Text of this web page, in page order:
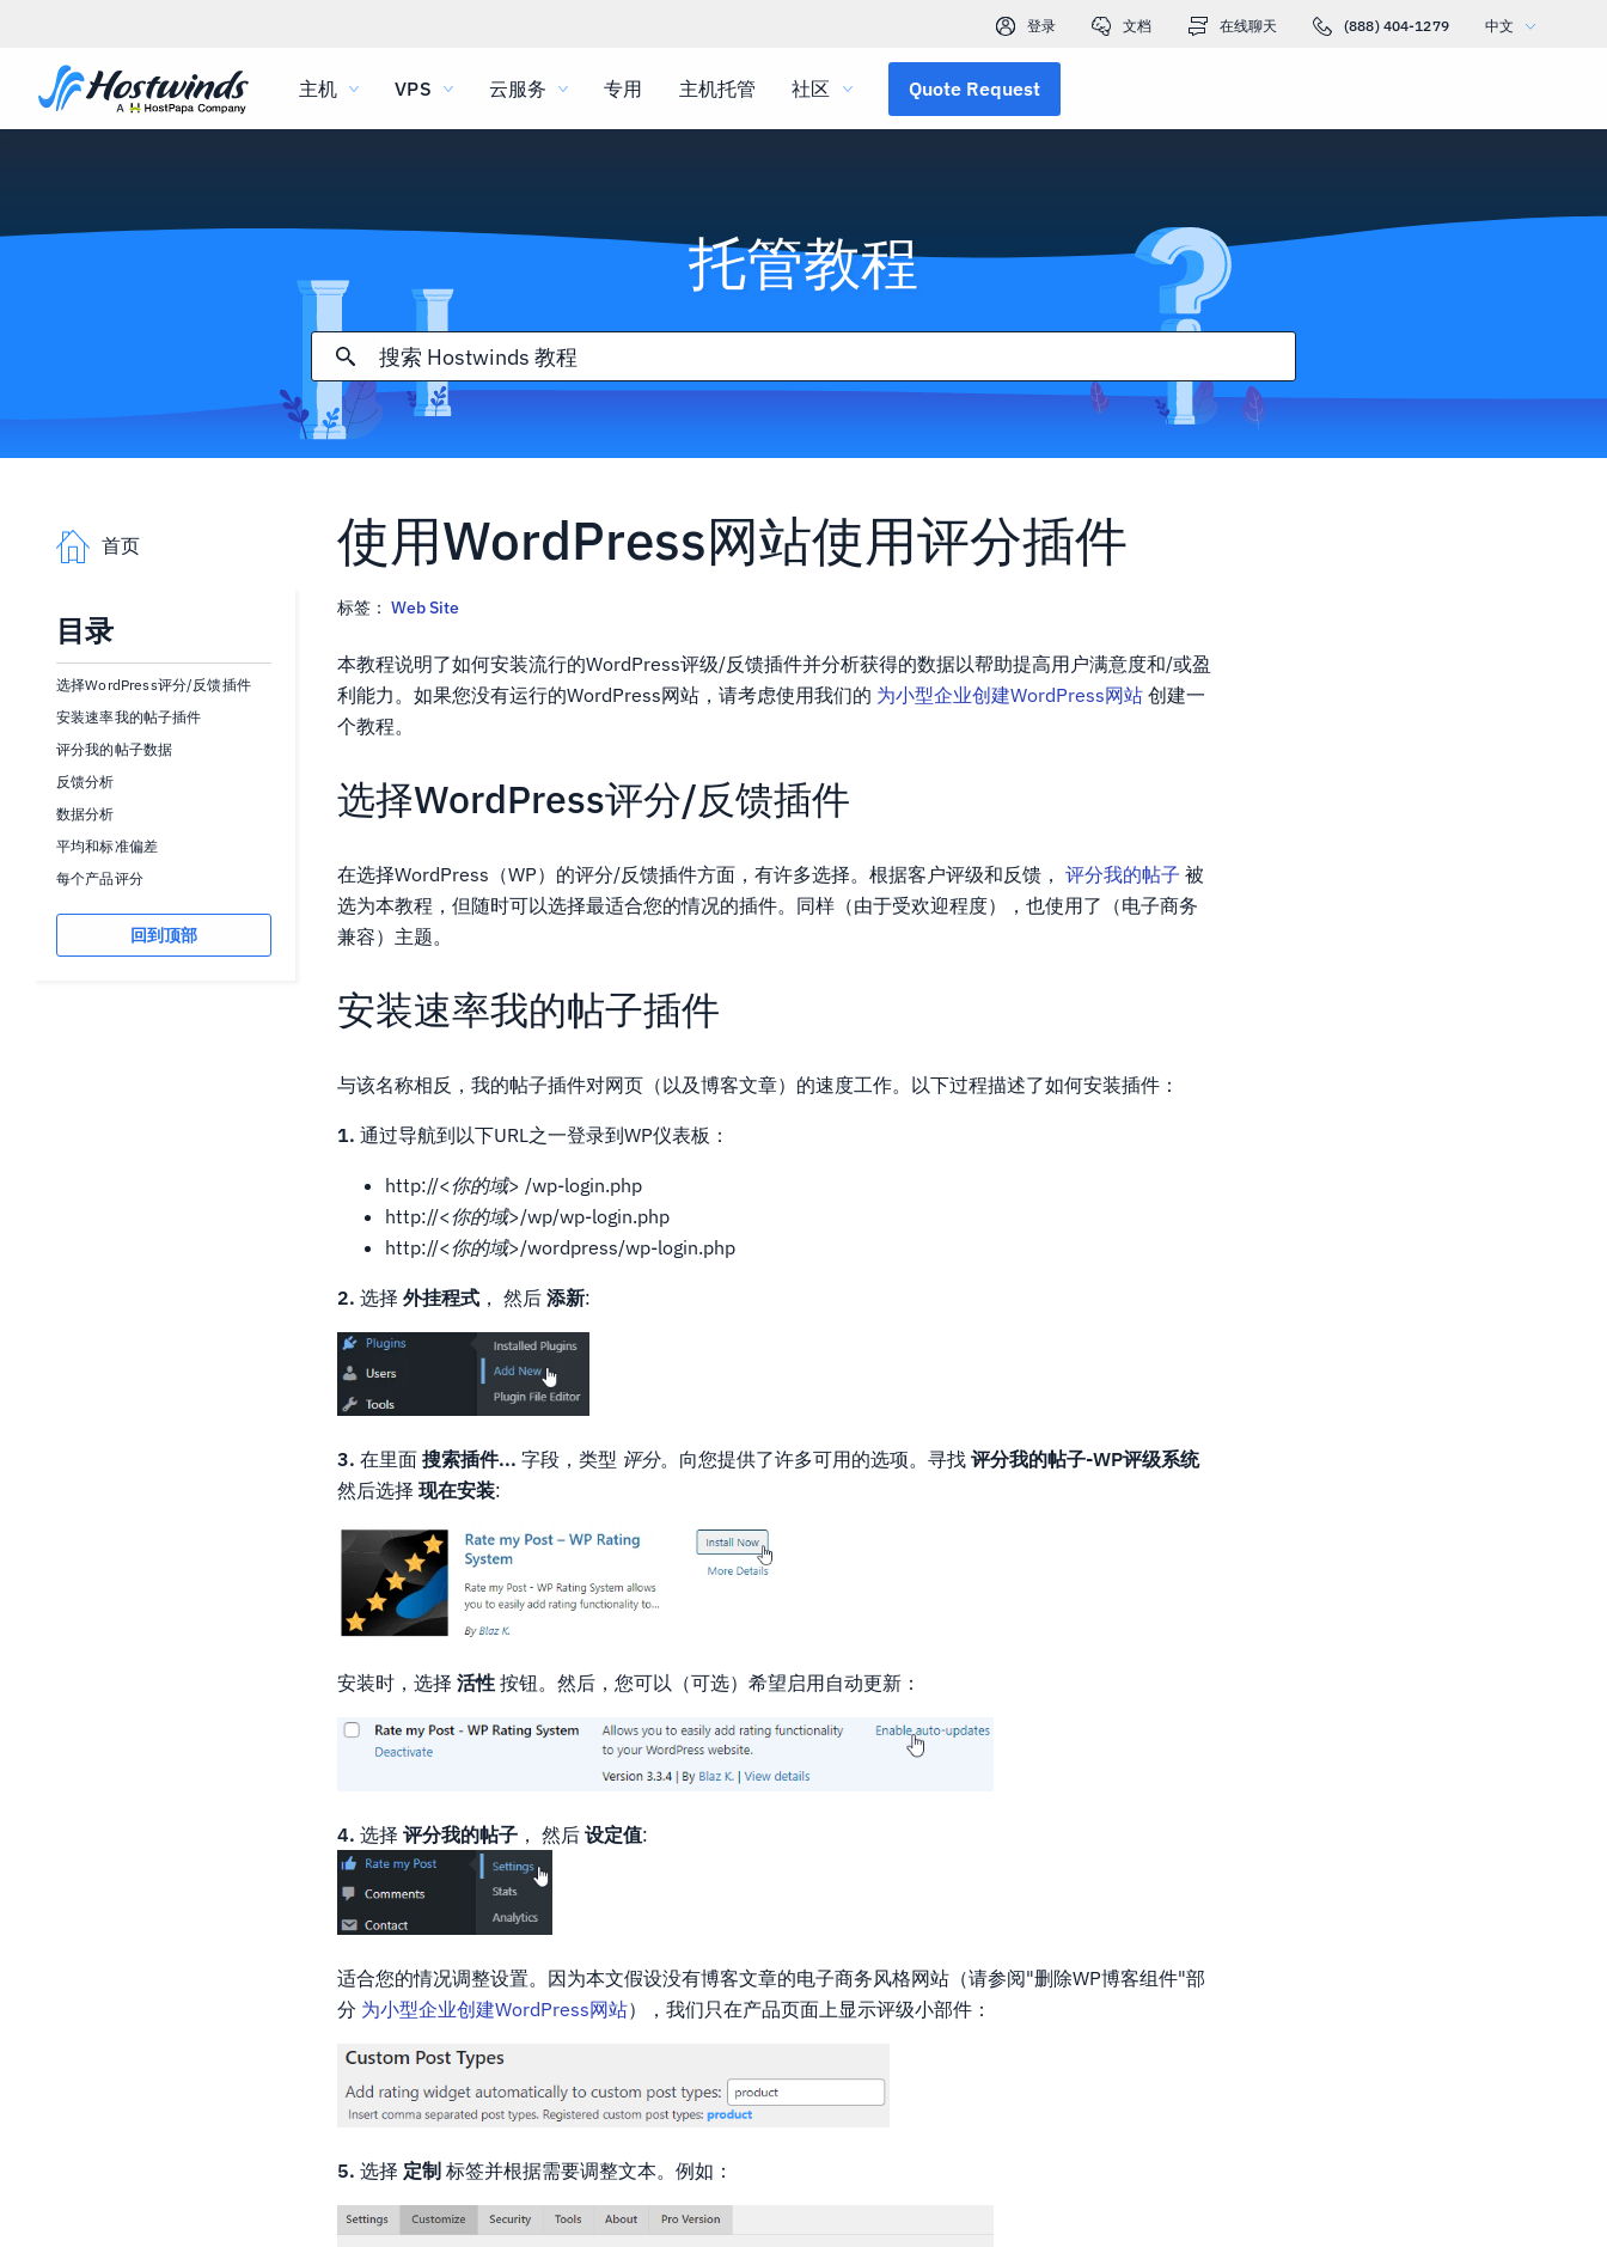
登录 文档 在线聊天 (888) 404-1279 中文
主机 VPS 云服务 专用 主机托管 社区 Quote Request
托管教程
首页
目录
选择WordPress评分/反馈插件
安装速率我的帖子插件
评分我的帖子数据
反馈分析
数据分析
平均和标准偏差
每个产品评分
回到顶部
使用WordPress网站使用评分插件
标签： Web Site
本教程说明了如何安装流行的WordPress评级/反馈插件并分析获得的数据以帮助提高用户满意度和/或盈
利能力。如果您没有运行的WordPress网站，请考虑使用我们的 为小型企业创建WordPress网站 创建一
个教程。
选择WordPress评分/反馈插件
在选择WordPress（WP）的评分/反馈插件方面，有许多选择。根据客户评级和反馈，评分我的帖子 被
选为本教程，但随时可以选择最适合您的情况的插件。同样（由于受欢迎程度），也使用了（电子商务
兼容）主题。
安装速率我的帖子插件
与该名称相反，我的帖子插件对网页（以及博客文章）的速度工作。以下过程描述了如何安装插件：
1. 通过导航到以下URL之一登录到WP仪表板：
http://<你的域> /wp-login.php
http://<你的域>/wp/wp-login.php
http://<你的域>/wordpress/wp-login.php
2. 选择外挂程式 ， 然后添新:
3. 在里面搜索插件... 字段，类型 评分。向您提供了许多可用的选项。寻找评分我的帖子-WP评级系统
然后选择现在安装:
安装时，选择活性按钮。然后，您可以（可选）希望启用自动更新：
4. 选择评分我的帖子 ， 然后设定值:
适合您的情况调整设置。因为本文假设没有博客文章的电子商务风格网站（请参阅"删除WP博客组件"部
分 为小型企业创建WordPress网站），我们只在产品页面上显示评级小部件：
5. 选择 定制标签并根据需要调整文本。例如：